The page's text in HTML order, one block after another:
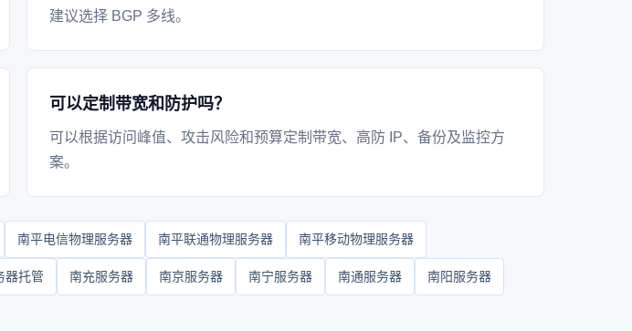
建议选择 BGP 多线。
可以定制带宽和防护吗？
可以根据访问峰值、攻击风险和预算定制带宽、高防 IP、备份及监控方
案。
南平电信物理服务器 南平联通物理服务器 南平移动物理服务器
器托管 南充服务器 南京服务器 南宁服务器 南通服务器 南阳服务器